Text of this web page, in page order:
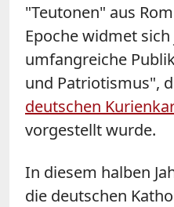
"Teutonen" aus
Epoche widmet
umfangreiche
und Patriotismus",
deutschen
vorgestellt wurde.
In diesem halben
die deutschen